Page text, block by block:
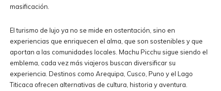
masificación.
El turismo de lujo ya no se mide en ostentación, sino en
experiencias que enriquecen el alma, que son sostenibles y que
aportan a las comunidades locales. Machu Picchu sigue siendo el
emblema, cada vez más viajeros buscan diversificar su
experiencia. Destinos como Arequipa, Cusco, Puno y el Lago
Titicaca ofrecen alternativas de cultura, historia y aventura.